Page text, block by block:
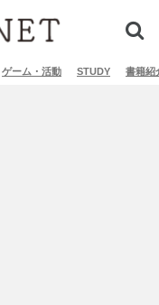
ゲーム・活動 STUDY 書籍紹